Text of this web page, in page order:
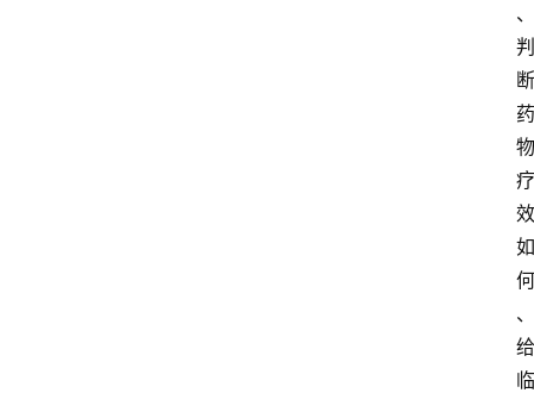
、
判
断
药
物
疗
效
如
何
、
给
临